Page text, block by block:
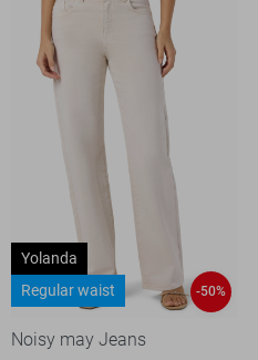
Yolanda
Regular waist
-50%
Noisy may Jeans